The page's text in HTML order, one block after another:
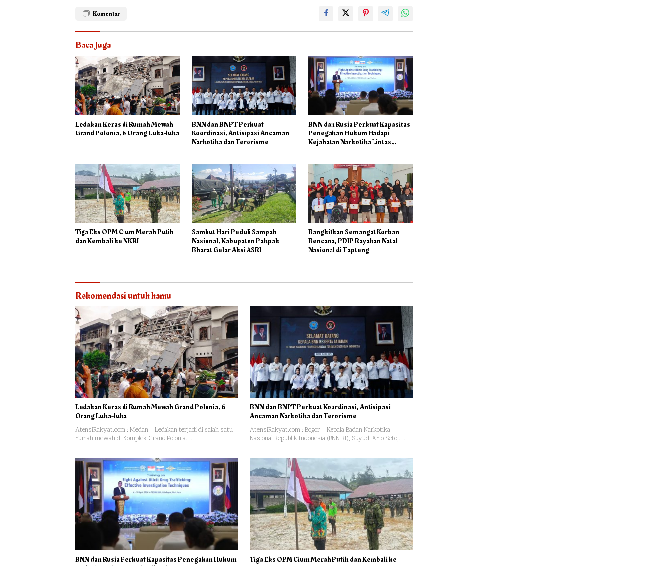
Komentar
Baca Juga
Ledakan Keras di Rumah Mewah
Grand Polonia, 6 Orang Luka-luka
BNN dan BNPT Perkuat
Koordinasi, Antisipasi Ancaman
Narkotika dan Terorisme
BNN dan Rusia Perkuat Kapasitas
Penegakan Hukum Hadapi
Kejahatan Narkotika Lintas
Tiga Eks OPM Cium Merah Putih
dan Kembali ke NKRI
Sambut Hari Peduli Sampah
Nasional, Kabupaten Pakpak
Bharat Gelar Aksi ASRI
Bangkitkan Semangat Korban
Bencana, PDIP Rayakan Natal
Nasional di Tapteng
Rekomendasi untuk kamu
Ledakan Keras di Rumah Mewah Grand Polonia, 6
Orang Luka-luka
AtensiRakyat.com : Medan – Ledakan terjadi di salah satu
rumah mewah di Komplek Grand Polonia…
BNN dan BNPT Perkuat Koordinasi, Antisipasi
Ancaman Narkotika dan Terorisme
AtensiRakyat.com : Bogor – Kepala Badan Narkotika
Nasional Republik Indonesia (BNN RI), Suyudi Ario Seto,…
BNN dan Rusia Perkuat Kapasitas Penegakan Hukum
Tiga Eks OPM Cium Merah Putih dan Kembali ke